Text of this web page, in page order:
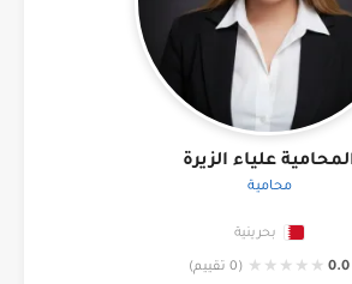
علياء الزيرة
محامية
بحرينية
0.0
★
★
★
★
★ (0 تقييم)